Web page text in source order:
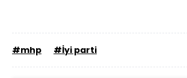
#mhp #İyi parti